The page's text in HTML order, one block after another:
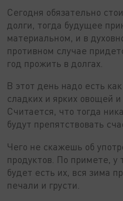
Сегодня обязательно
долги, тогда будущее
материальном, и в
противном случае
год прожить в долгах.
В этот день надо есть
сладких и ярких овощей и
Считается, что тогда
будут препятствовать
Чего не скажешь об
продуктов. По примете, у
будет есть их, вся зима
печали и грусти.